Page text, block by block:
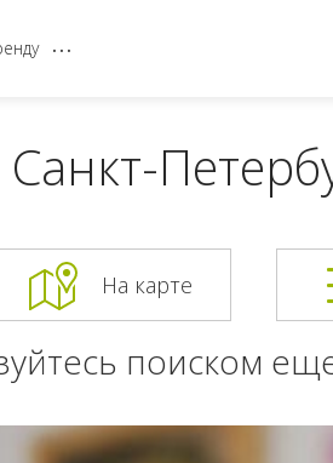
...
На карте
поиском